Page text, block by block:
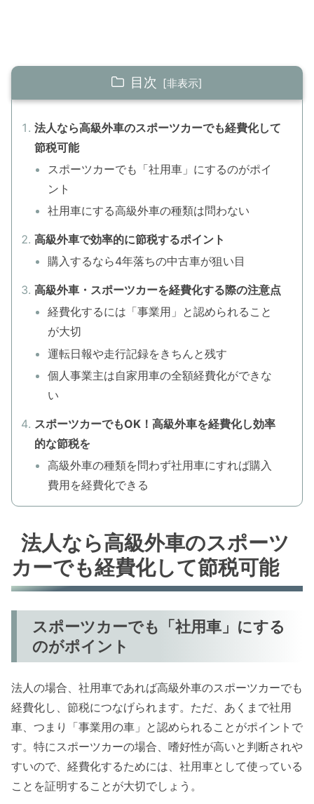
目次
法人なら高級外車のスポーツカーでも経費化して
節税可能
スポーツカーでも「社用車」にするのがポイ
ント
社用車にする高級外車の種類は問わない
高級外車で効率的に節税するポイント
購入するなら4年落ちの中古車が狙い目
高級外車・スポーツカーを経費化する際の注意点
経費化するには「事業用」と認められること
が大切
運転日報や走行記録をきちんと残す
個人事業主は自家用車の全額経費化ができな
い
スポーツカーでもOK！高級外車を経費化し効率
的な節税を
高級外車の種類を問わず社用車にすれば購入
費用を経費化できる
法人なら高級外車のスポーツ
カーでも経費化して節税可能
スポーツカーでも「社用車」にする
のがポイント
法人の場合、社用車であれば高級外車のスポーツカーでも
経費化し、節税につなげられます。ただ、あくまで社用
車、つまり「事業用の車」と認められることがポイントで
す。特にスポーツカーの場合、嗜好性が高いと判断されや
すいので、経費化するためには、社用車として使っている
ことを証明することが大切でしょう。